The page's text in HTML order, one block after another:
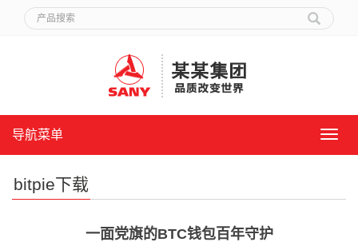
导
导航菜单
bitpie下载
一面党旗的BTC钱包百年守护